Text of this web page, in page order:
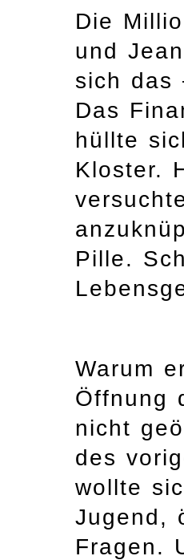
Die
und
sich das
Das
hüllte
Kloster.
Pille.
Warum
Öffnung
nicht
des
wollte
Jugend,
Fragen.